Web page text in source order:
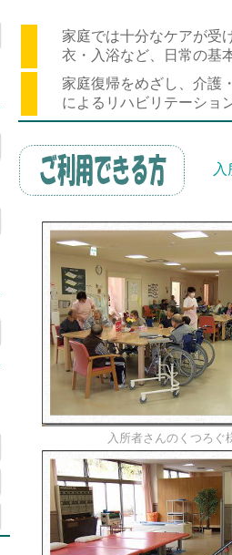
家庭では十分なケアが受
衣・入浴など、日常の基
家庭復帰をめざし、介護
によるリハビリテーショ
入所者さんのくつろぐ